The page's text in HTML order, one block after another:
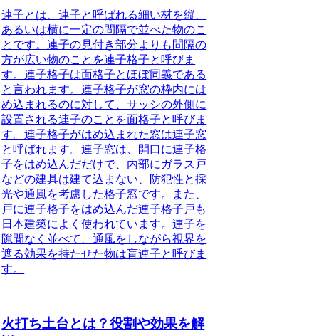
連子とは、連子と呼ばれる細い材を縦、
あるいは横に一定の間隔で並べた物のこ
とです。連子の見付き部分よりも間隔の
方が広い物のことを連子格子と呼びま
す。連子格子は面格子とほぼ同義である
と言われます。連子格子が窓の枠内には
め込まれるのに対して、サッシの外側に
設置される連子のことを面格子と呼びま
す。連子格子がはめ込まれた窓は連子窓
と呼ばれます。連子窓は、開口に連子格
子をはめ込んだだけで、内部にガラス戸
などの建具は建て込まない、防犯性と採
光や通風を考慮した格子窓です。また、
戸に連子格子をはめ込んだ連子格子戸も
日本建築によく使われています。連子を
隙間なく並べて、通風をしながら視界を
遮る効果を持たせた物は盲連子と呼びま
す。
火打ち土台とは？役割や効果を解